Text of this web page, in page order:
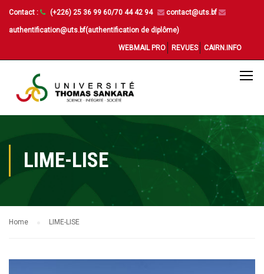
Contact : (+226) 25 36 99 60/70 44 42 94 contact@uts.bf
authentification@uts.bf(authentification de diplôme)
WEBMAIL PRO REVUES CAIRN.INFO
LIME-LISE
Home LIME-LISE